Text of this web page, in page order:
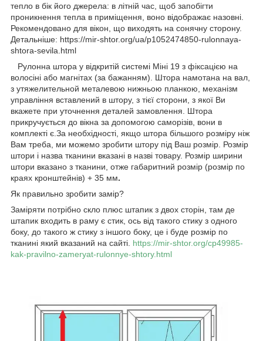
тепло в бік його джерела: в літній час, щоб запобігти
проникнення тепла в приміщення, воно відображає назовні.
Рекомендовано для вікон, що виходять на сонячну сторону.
Детальніше: https://mir-shtor.org/ua/p1052474850-rulonnaya-
shtora-sevila.html
Рулонна штора у відкритій системі Міні 19 з фіксацією на
волосіні або магнітах (за бажанням). Штора намотана на вал,
з утяжелительной металевою нижньою планкою, механізм
управління вставлений в штору, з тієї сторони, з якої Ви
вкажете при уточнення деталей замовлення. Штора
прикручується до вікна за допомогою саморізів, вони в
комплекті є.За необхідності, якщо штора більшого розміру ніж
Вам треба, ми можемо зробити штору під Ваш розмір. Розмір
штори і назва тканини вказані в назві товару. Розмір ширини
штори вказано з тканини, отже габаритний розмір (розмір по
краях кронштейнів) + 35 мм.
Як правильно зробити замір?
Заміряти потрібно скло плюс штапик з двох сторін, там де
штапик входить в раму є стик, ось від такого стику з одного
боку, до такого ж стику з іншого боку, це і буде розмір по
тканині який вказаний на сайті. https://mir-shtor.org/cp49985-
kak-pravilno-zameryat-rulonnye-shtory.html